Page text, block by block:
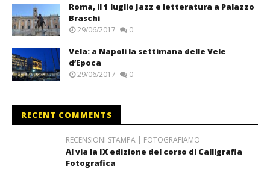
Roma, il 1 luglio Jazz e letteratura a Palazzo
Braschi
29/06/2017 0
Vela: a Napoli la settimana delle Vele
d’Epoca
29/06/2017 0
RECENT COMMENTS
RECENSIONI STAMPA | FOTOGRAFIAMO
Al via la IX edizione del corso di Calligrafia
Fotografica